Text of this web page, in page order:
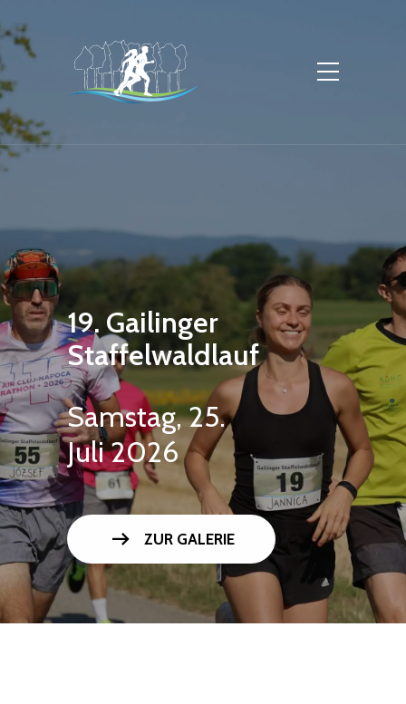
19. Gailinger
Staffelwaldlauf
Samstag, 25.
Juli 2026
arrow_right_alt ZUR GALERIE